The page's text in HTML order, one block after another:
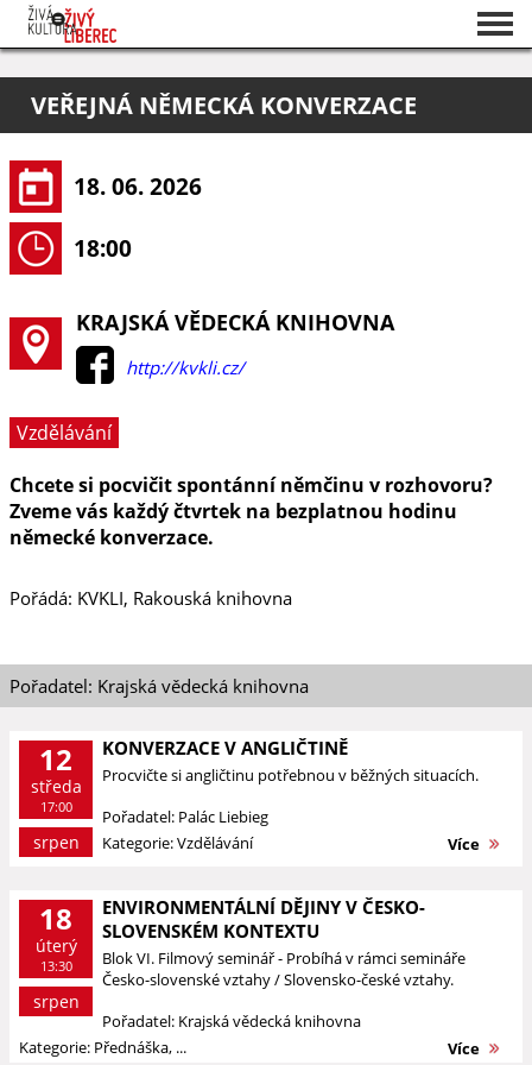
O projektu
Pořadatelé
VEŘEJNÁ NĚMECKÁ KONVERZACE
18. 06. 2026
18:00
KRAJSKÁ VĚDECKÁ KNIHOVNA
http://kvkli.cz/
Vzdělávání
Chcete si pocvičit spontánní němčinu v rozhovoru?
Zveme vás každý čtvrtek na bezplatnou hodinu
německé konverzace.
Pořádá: KVKLI, Rakouská knihovna
Pořadatel: Krajská vědecká knihovna
12
středa
17:00
srpen
KONVERZACE V ANGLIČTINĚ
Procvičte si angličtinu potřebnou v běžných situacích.
Pořadatel: Palác Liebieg
Kategorie: Vzdělávání
Více
18
úterý
13:30
srpen
ENVIRONMENTÁLNÍ DĚJINY V ČESKO-
SLOVENSKÉM KONTEXTU
Blok VI. Filmový seminář - Probíhá v rámci semináře
Česko-slovenské vztahy / Slovensko-české vztahy.
Pořadatel: Krajská vědecká knihovna
Kategorie: Přednáška, ...
Více